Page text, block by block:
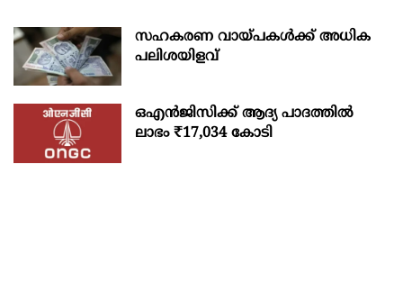
സഹകരണ വായ്പകള്‍ക്ക് അധിക
പലിശയിളവ്
ഒഎന്‍ജിസിക്ക് ആദ്യ പാദത്തില്‍
ലാഭം ₹17,034 കോടി